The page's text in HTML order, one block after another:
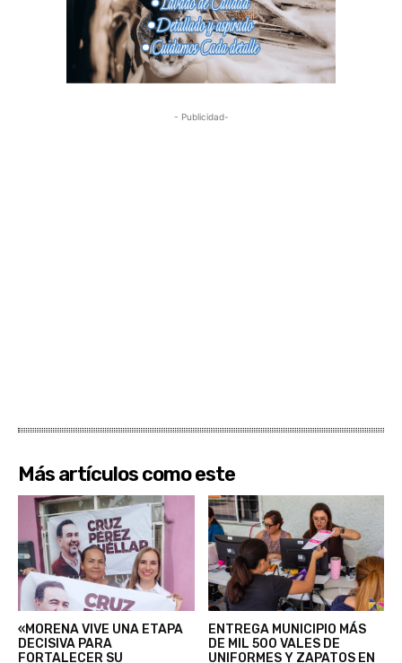
- Publicidad-
Más artículos como este
«MORENA VIVE UNA ETAPA
DECISIVA PARA
FORTALECER SU
ENTREGA MUNICIPIO MÁS
DE MIL 500 VALES DE
UNIFORMES Y ZAPATOS EN